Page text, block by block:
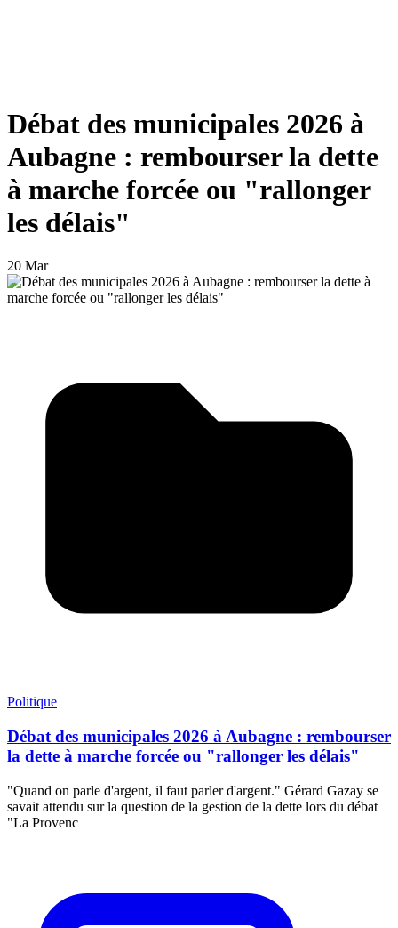
Débat des municipales 2026 à
Aubagne : rembourser la dette
à marche forcée ou "rallonger
les délais"
20 Mar
Politique
Débat des municipales 2026 à Aubagne : rembourser
la dette à marche forcée ou "rallonger les délais"
"Quand on parle d'argent, il faut parler d'argent." Gérard Gazay se
savait attendu sur la question de la gestion de la dette lors du débat
"La Provenc